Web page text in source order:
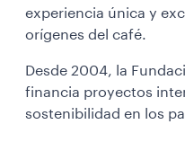
experiencia única y
orígenes del café.
Desde 2004, la
financia proyectos
sostenibilidad en los